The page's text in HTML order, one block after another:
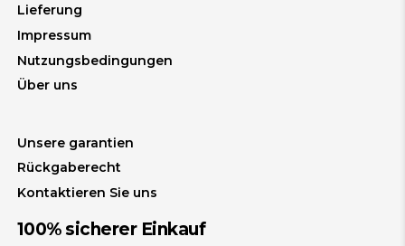
Lieferung
Impressum
Nutzungsbedingungen
Über uns
Unsere garantien
Rückgaberecht
Kontaktieren Sie uns
100% sicherer Einkauf